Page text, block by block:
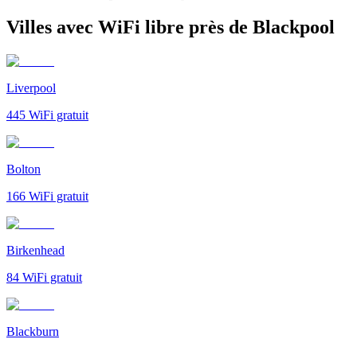
Villes avec WiFi libre près de Blackpool
Liverpool
445 WiFi gratuit
Bolton
166 WiFi gratuit
Birkenhead
84 WiFi gratuit
Blackburn